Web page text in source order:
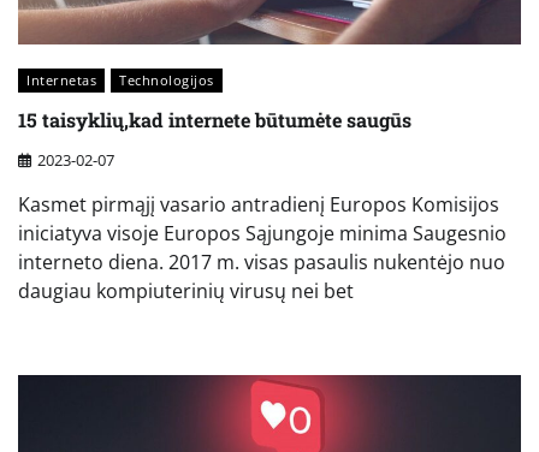
Internetas Technologijos
15 taisyklių,kad internete būtumėte saugūs
2023-02-07
Kasmet pirmąjį vasario antradienį Europos Komisijos
iniciatyva visoje Europos Sąjungoje minima Saugesnio
interneto diena. 2017 m. visas pasaulis nukentėjo nuo
daugiau kompiuterinių virusų nei bet